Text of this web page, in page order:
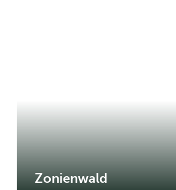
Zonienwald